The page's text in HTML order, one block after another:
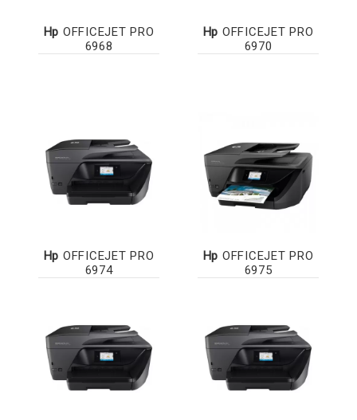
Hp OFFICEJET PRO
6968
Hp OFFICEJET PRO
6970
Hp OFFICEJET PRO
6974
Hp OFFICEJET PRO
6975